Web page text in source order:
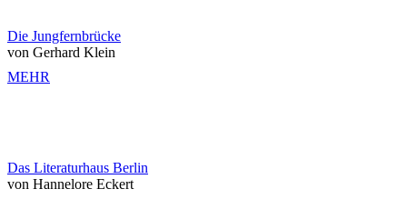
Die Jungfernbrücke
von Gerhard Klein
MEHR
Das Literaturhaus Berlin
von Hannelore Eckert